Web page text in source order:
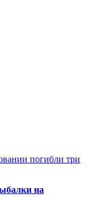
погибли три
на